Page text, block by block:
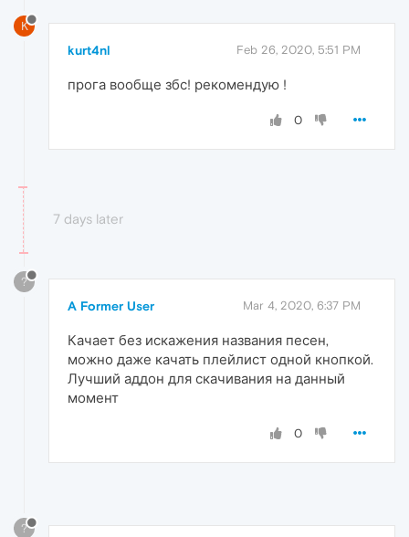
K
kurt4nl Feb 26, 2020, 5:51 PM
прога вообще збс! рекомендую !
0
7 days later
?
A Former User Mar 4, 2020, 6:37 PM
Качает без искажения названия песен,
можно даже качать плейлист одной кнопкой.
Лучший аддон для скачивания на данный
момент
0
?